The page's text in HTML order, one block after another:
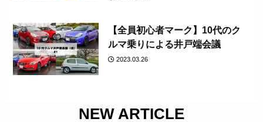
【全員初心者マーク】10代のク
ルマ乗りによる井戸端会議
2023.03.26
NEW ARTICLE